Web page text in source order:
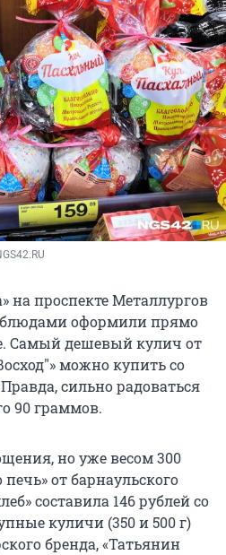
на проспекте Металлургов
оформили прямо
Самый дешевый кулич от
можно купить со
сильно радоваться
90 граммов.
но уже весом 300
от барнаульского
составила 146 рублей со
куличи (350 и 500 г)
бренда, «Татьянин